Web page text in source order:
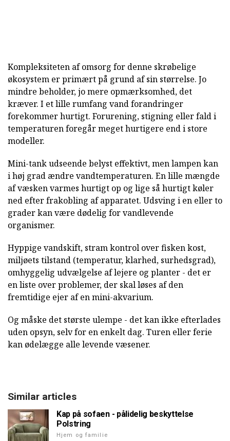
Kompleksiteten af omsorg for denne skrøbelige
økosystem er primært på grund af sin størrelse. Jo
mindre beholder, jo mere opmærksomhed, det
kræver. I et lille rumfang vand forandringer
forekommer hurtigt. Forurening, stigning eller fald i
temperaturen foregår meget hurtigere end i store
modeller.
Mini-tank udseende belyst effektivt, men lampen kan
i høj grad ændre vandtemperaturen. En lille mængde
af væsken varmes hurtigt op og lige så hurtigt køler
ned efter frakobling af apparatet. Udsving i en eller to
grader kan være dødelig for vandlevende
organismer.
Hyppige vandskift, stram kontrol over fisken kost,
miljøets tilstand (temperatur, klarhed, surhedsgrad),
omhyggelig udvælgelse af lejere og planter - det er
en liste over problemer, der skal løses af den
fremtidige ejer af en mini-akvarium.
Og måske det største ulempe - det kan ikke efterlades
uden opsyn, selv for en enkelt dag. Turen eller ferie
kan ødelægge alle levende væsener.
Similar articles
Kap på sofaen - pålidelig beskyttelse
Polstring
Hjem og familie